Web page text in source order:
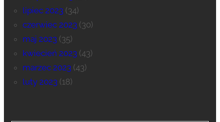
lipiec 2023 (34)
czerwiec 2023 (30)
maj 2023 (35)
kwiecień 2023 (43)
marzec 2023 (43)
luty 2023 (18)